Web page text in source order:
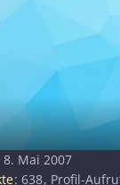
Mai 2007
638 Profil-